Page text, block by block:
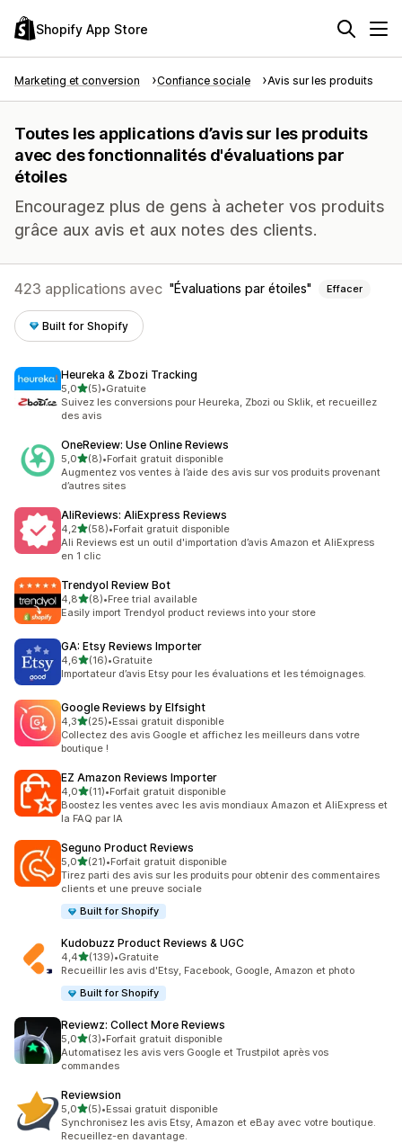
Shopify App Store
Marketing et conversion Confiance sociale Avis sur les produits
Toutes les applications d’avis sur les produits
avec des fonctionnalités d'évaluations par
étoiles
Encouragez plus de gens à acheter vos produits
grâce aux avis et aux notes des clients.
423 applications avec Évaluations par étoiles Effacer
Built for Shopify
Heureka & Zbozi Tracking
5,0étoile(s) sur 5
(5)
5 avis au total
•Gratuite
Suivez les conversions pour Heureka, Zbozi ou Sklik, et recueillez
des avis
OneReview: Use Online Reviews
5,0étoile(s) sur 5
(8)
8 avis au total
•Forfait gratuit disponible
Augmentez vos ventes à l’aide des avis sur vos produits provenant
d’autres sites
AliReviews: AliExpress Reviews
4,2étoile(s) sur 5
(58)
58 avis au total
•Forfait gratuit disponible
Ali Reviews est un outil d'importation d’avis Amazon et AliExpress
en 1 clic
Trendyol Review Bot
4,8étoile(s) sur 5
(8)
8 avis au total
•Free trial available
Easily import Trendyol product reviews into your store
GA: Etsy Reviews Importer
4,6étoile(s) sur 5
(16)
16 avis au total
•Gratuite
Importateur d’avis Etsy pour les évaluations et les témoignages.
Google Reviews by Elfsight
4,3étoile(s) sur 5
(25)
25 avis au total
•Essai gratuit disponible
Collectez des avis Google et affichez les meilleurs dans votre
boutique !
EZ Amazon Reviews Importer
4,0étoile(s) sur 5
(11)
11 avis au total
•Forfait gratuit disponible
Boostez les ventes avec les avis mondiaux Amazon et AliExpress et
la FAQ par IA
Seguno Product Reviews
5,0étoile(s) sur 5
(21)
21 avis au total
•Forfait gratuit disponible
Tirez parti des avis sur les produits pour obtenir des commentaires
clients et une preuve sociale
Built for Shopify
Kudobuzz Product Reviews & UGC
4,4étoile(s) sur 5
(139)
139 avis au total
•Gratuite
Recueillir les avis d'Etsy, Facebook, Google, Amazon et photo
Built for Shopify
Reviewz: Collect More Reviews
5,0étoile(s) sur 5
(3)
3 avis au total
•Forfait gratuit disponible
Automatisez les avis vers Google et Trustpilot après vos
commandes
Reviewsion
5,0étoile(s) sur 5
(5)
5 avis au total
•Essai gratuit disponible
Synchronisez les avis Etsy, Amazon et eBay avec votre boutique.
Recueillez-en davantage.